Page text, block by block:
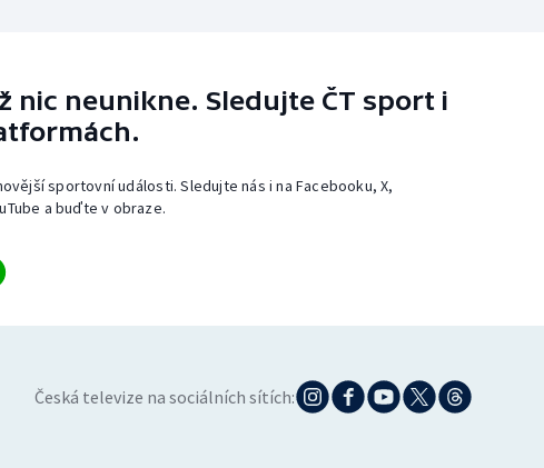
nic neunikne. Sledujte ČT sport i
sportovní události. Sledujte nás i na Facebooku, X,
a buďte v obraze.
Česká televize na sociálních sítích: